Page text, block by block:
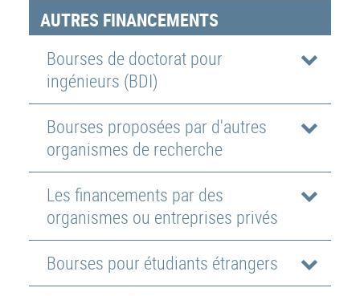
AUTRES FINANCEMENTS
Bourses de doctorat pour
ingénieurs (BDI)
Bourses proposées par d'autres
organismes de recherche
Les financements par des
organismes ou entreprises privés
Bourses pour étudiants étrangers